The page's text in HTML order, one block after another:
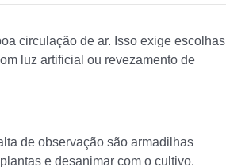
circulação de ar. Isso exige escolhas
luz artificial ou revezamento de
de observação são armadilhas
e desanimar com o cultivo.